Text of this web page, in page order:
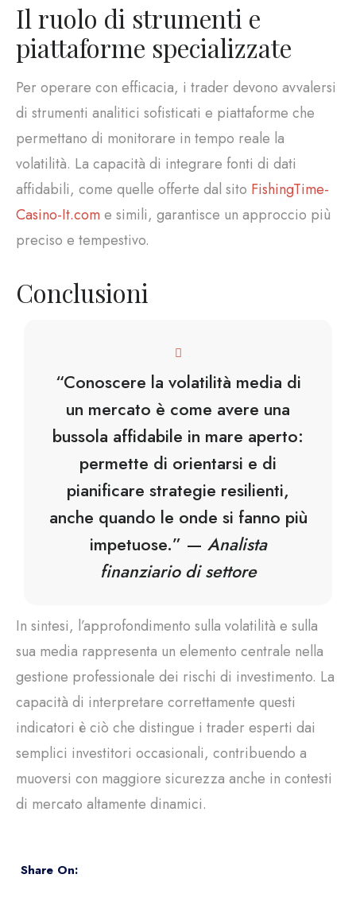
Il ruolo di strumenti e
piattaforme specializzate
Per operare con efficacia, i trader devono avvalersi
di strumenti analitici sofisticati e piattaforme che
permettano di monitorare in tempo reale la
volatilità. La capacità di integrare fonti di dati
affidabili, come quelle offerte dal sito FishingTime-
Casino-It.com e simili, garantisce un approccio più
preciso e tempestivo.
Conclusioni
“Conoscere la volatilità media di
un mercato è come avere una
bussola affidabile in mare aperto:
permette di orientarsi e di
pianificare strategie resilienti,
anche quando le onde si fanno più
impetuose.” — Analista
finanziario di settore
In sintesi, l’approfondimento sulla volatilità e sulla
sua media rappresenta un elemento centrale nella
gestione professionale dei rischi di investimento. La
capacità di interpretare correttamente questi
indicatori è ciò che distingue i trader esperti dai
semplici investitori occasionali, contribuendo a
muoversi con maggiore sicurezza anche in contesti
di mercato altamente dinamici.
Share On: